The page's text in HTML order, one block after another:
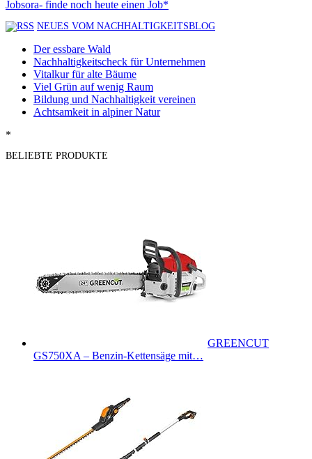
Jobsora- finde noch heute einen Job*
NEUES VOM NACHHALTIGKEITSBLOG
Der essbare Wald
Nachhaltigkeitscheck für Unternehmen
Vitalkur für alte Bäume
Viel Grün auf wenig Raum
Bildung und Nachhaltigkeit vereinen
Achtsamkeit in alpiner Natur
*
BELIEBTE PRODUKTE
GREENCUT
GS750XA – Benzin-Kettensäge mit…